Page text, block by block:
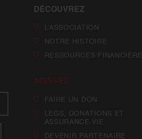
DÉCOUVREZ
L’ASSOCIATION
NOTRE HISTOIRE
RESSOURCES
AGISSEZ
FAIRE UN DON
LEGS, DONATIONS ET
ASSURANCE-VIE
DEVENIR PARTENAIRE